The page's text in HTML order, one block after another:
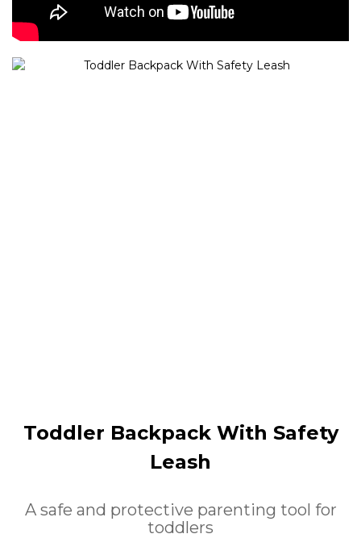
Toddler Backpack With Safety
Leash
A safe and protective parenting tool for
toddlers